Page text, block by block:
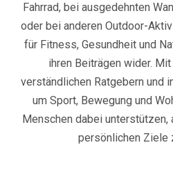
Fahrrad, bei ausgedehnten
oder bei anderen Outdoor-
für Fitness, Gesundheit und
ihren Beiträgen wider.
verständlichen Ratgebern und
um Sport, Bewegung und
Menschen dabei
persönlichen Ziele